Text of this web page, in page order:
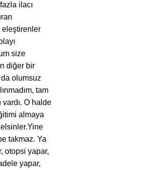
ilacı
eleştirenler
size
diğer bir
olumsuz
tam
O halde
almaya
takmaz. Ya
otopsi yapar,
yapar,